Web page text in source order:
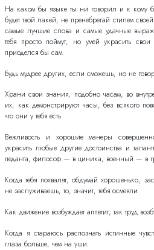
На каком бы языке ты ни говорил и к кому
будет твой лакей, не пренебрегай стилем
самые лучшие слова и самые удачные
тебя просто поймут, но умей украсить
приоделся бы сам.
Будь мудрее других, если сможешь, но не
Храни свои знания, подобно часам, во
их, как демонстрируют часы, без всякого
что они у тебя есть.
Вежливость и хорошие манеры
украсить любые другие достоинства и
педанта, философ — в циника, военный — в
Когда тебя похвалят, обдумай хорошенько,
не заслуживаешь, то, значит, тебя осмеяли.
Как движение возбуждает аппетит, так труд
Когда я стараюсь распознать истинные
глаза больше, чем на уши.